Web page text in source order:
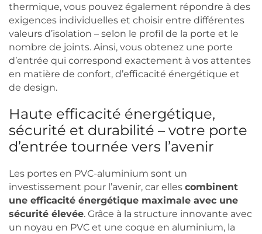
thermique, vous pouvez également répondre à des
exigences individuelles et choisir entre différentes
valeurs d’isolation – selon le profil de la porte et le
nombre de joints. Ainsi, vous obtenez une porte
d’entrée qui correspond exactement à vos attentes
en matière de confort, d’efficacité énergétique et
de design.
Haute efficacité énergétique,
sécurité et durabilité – votre porte
d’entrée tournée vers l’avenir
Les portes en PVC-aluminium sont un
investissement pour l’avenir, car elles combinent
une efficacité énergétique maximale avec une
sécurité élevée. Grâce à la structure innovante avec
un noyau en PVC et une coque en aluminium, la